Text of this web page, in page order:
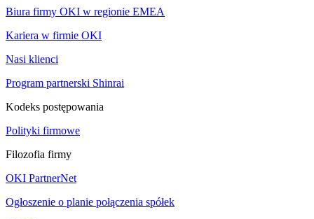
Biura firmy OKI w regionie EMEA
Kariera w firmie OKI
Nasi klienci
Program partnerski Shinrai
Kodeks postępowania
Polityki firmowe
Filozofia firmy
OKI PartnerNet
Ogłoszenie o planie połączenia spółek